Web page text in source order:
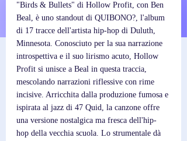
"Birds & Bullets" di Hollow Profit, con Ben
Beal, è uno standout di QUIBONO?, l'album
di 17 tracce dell'artista hip-hop di Duluth,
Minnesota. Conosciuto per la sua narrazione
introspettiva e il suo lirismo acuto, Hollow
Profit si unisce a Beal in questa traccia,
mescolando narrazioni riflessive con rime
incisive. Arricchita dalla produzione fumosa e
ispirata al jazz di 47 Quid, la canzone offre
una versione nostalgica ma fresca dell'hip-
hop della vecchia scuola. Lo strumentale dà